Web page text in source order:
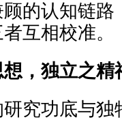
的认知链
互相校准。
想，独立之精
究功底与